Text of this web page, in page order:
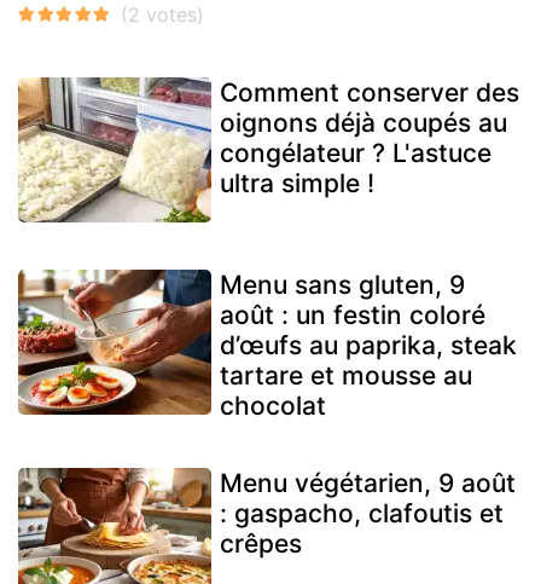
Comment conserver des
oignons déjà coupés au
congélateur ? L'astuce
ultra simple !
Menu sans gluten, 9
août : un festin coloré
d’œufs au paprika, steak
tartare et mousse au
chocolat
Menu végétarien, 9 août
: gaspacho, clafoutis et
crêpes